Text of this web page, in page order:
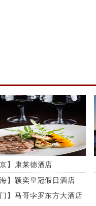
京】康莱德酒店
海】颖奕皇冠假日酒店
门】马哥孛罗东方大酒店